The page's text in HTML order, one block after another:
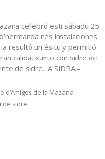
cellebró esti sábadu 25
nes instalaciones
resultó un ésitu y permitió
calidá, xunto con sidre de
de sidre.LA SIDRA.–
d’Amigos de la Mazana
de sidre